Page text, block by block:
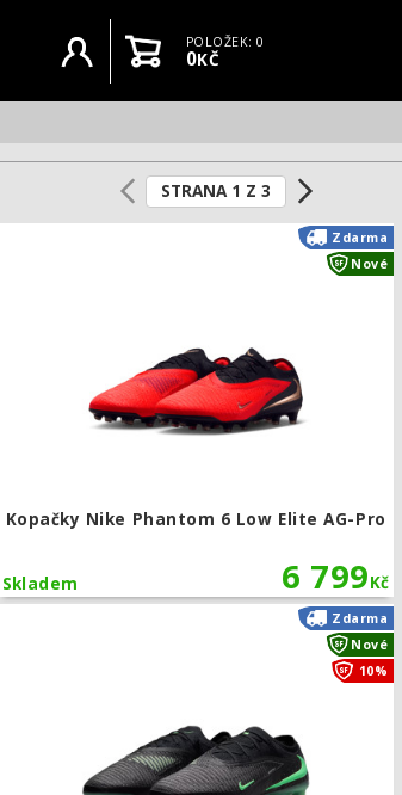
Uživatelský účet
KošíkPOLOŽEK: 0
0KČ
STRANA 1 Z 3
Kopačky Nike Phantom 6 High Academy FG/MG
Kopačky Nike Phantom 6 Low Elite AG-Pro
6 799Kč
Skladem
Zdarma
Nové
Zdarma
Nové
10%